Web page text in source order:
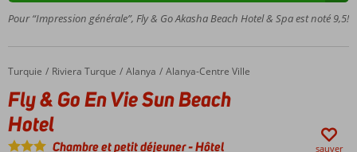
flambant
neuf
au
centre
près
de la
plage
Pour “Impression générale”, Fly & Go Akasha Beach Hotel & Spa est noté 9,5!
Accueil
Turquie Riviera Turque Alanya Alanya-Centre Ville
Fly & Go En Vie Sun Beach Hotel
Fly & Go En Vie Sun Beach
Hotel
Chambre et petit déjeuner-Hôtel sauver